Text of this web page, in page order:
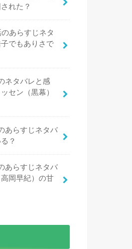
れた？
あらすじネタ
でもありさで
ネタバレと感
セン（黒幕）
あらすじネタバ
？
あらすじネタバ
岡早紀）の甘